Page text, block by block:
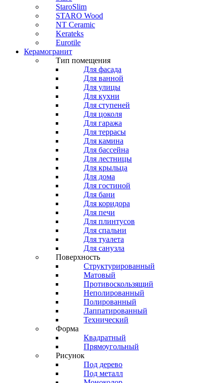
StaroSlim
STARO Wood
NT Ceramic
Kerateks
Eurotile
Керамогранит
Тип помещения
Для фасада
Для ванной
Для улицы
Для кухни
Для ступеней
Для цоколя
Для гаража
Для террасы
Для камина
Для бассейна
Для лестницы
Для крыльца
Для дома
Для гостиной
Для бани
Для коридора
Для печи
Для плинтусов
Для спальни
Для туалета
Для санузла
Поверхность
Структурированный
Матовый
Противоскользящий
Неполированный
Полированный
Лаппатированный
Технический
Форма
Квадратный
Прямоугольный
Рисунок
Под дерево
Под металл